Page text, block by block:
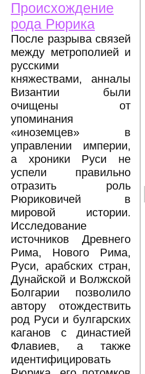
Происхождение
рода Рюрика
После разрыва связей
между метрополией и
русскими
княжествами, анналы
Византии были
очищены от
упоминания
«иноземцев» в
управлении империи,
а хроники Руси не
успели правильно
отразить роль
Рюриковичей в
мировой истории.
Исследование
источников Древнего
Рима, Нового Рима,
Руси, арабских стран,
Дунайской и Волжской
Болгарии позволило
автору отождествить
род Руси и булгарских
каганов с династией
Флавиев, а также
идентифицировать